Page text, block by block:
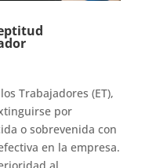
Trabajadores (ET),
por
o sobrevenida con
en la empresa.